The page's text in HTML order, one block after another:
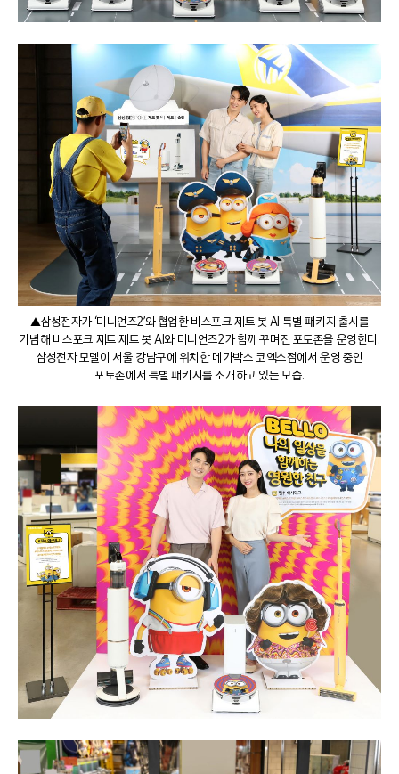
▲삼성전자가 ‘미니언즈2’와 협업한 비스포크 제트 봇 AI 특별 패키지 출시를
기념해 비스포크 제트·제트 봇 AI와 미니언즈2가 함께 꾸며진 포토존을 운영한다.
삼성전자 모델이 서울 강남구에 위치한 메가박스 코엑스점에서 운영 중인
포토존에서 특별 패키지를 소개하고 있는 모습.